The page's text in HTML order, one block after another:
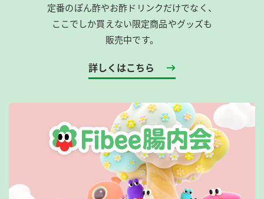
定番のぽん酢やお酢ドリンクだけでなく、
ここでしか買えない限定商品やグッズも
販売中です。
詳しくはこちら